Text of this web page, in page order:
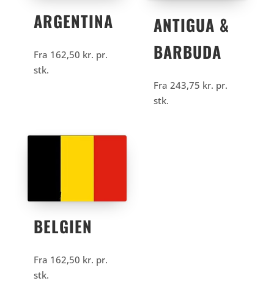
ARGENTINA
Fra 162,50 kr. pr.
stk.
ANTIGUA &
BARBUDA
Fra243,75 kr. pr.
stk.
BELGIEN
Fra 162,50 kr. pr.
stk.